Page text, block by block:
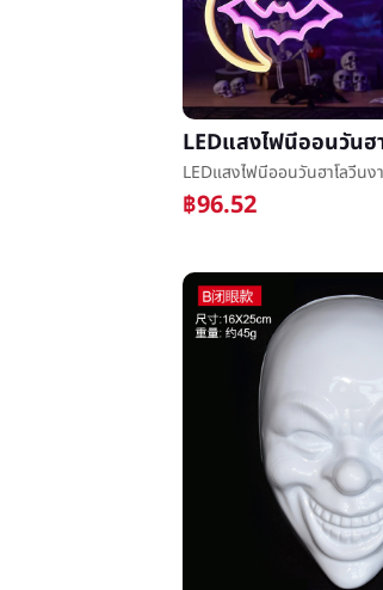
฿96.52